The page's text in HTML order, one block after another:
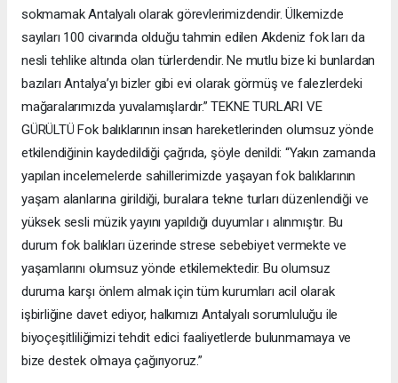
sokmamak Antalyalı olarak görevlerimizdendir. Ülkemizde
sayıları 100 civarında olduğu tahmin edilen Akdeniz fok ları da
nesli tehlike altında olan türlerdendir. Ne mutlu bize ki bunlardan
bazıları Antalya’yı bizler gibi evi olarak görmüş ve falezlerdeki
mağaralarımızda yuvalamışlardır.” TEKNE TURLARI VE
GÜRÜLTÜ Fok balıklarının insan hareketlerinden olumsuz yönde
etkilendiğinin kaydedildiği çağrıda, şöyle denildi: “Yakın zamanda
yapılan incelemelerde sahillerimizde yaşayan fok balıklarının
yaşam alanlarına girildiği, buralara tekne turları düzenlendiği ve
yüksek sesli müzik yayını yapıldığı duyumlar ı alınmıştır. Bu
durum fok balıkları üzerinde strese sebebiyet vermekte ve
yaşamlarını olumsuz yönde etkilemektedir. Bu olumsuz
duruma karşı önlem almak için tüm kurumları acil olarak
işbirliğine davet ediyor, halkımızı Antalyalı sorumluluğu ile
biyoçeşitliliğimizi tehdit edici faaliyetlerde bulunmamaya ve
bize destek olmaya çağırıyoruz.”